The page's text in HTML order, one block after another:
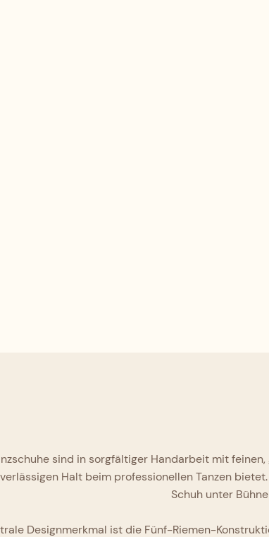
sind in sorgfältiger Handarbeit mit
Halt beim professionellen Tanzen
Schuh unter
Designmerkmal ist die Fünf-Riemen-